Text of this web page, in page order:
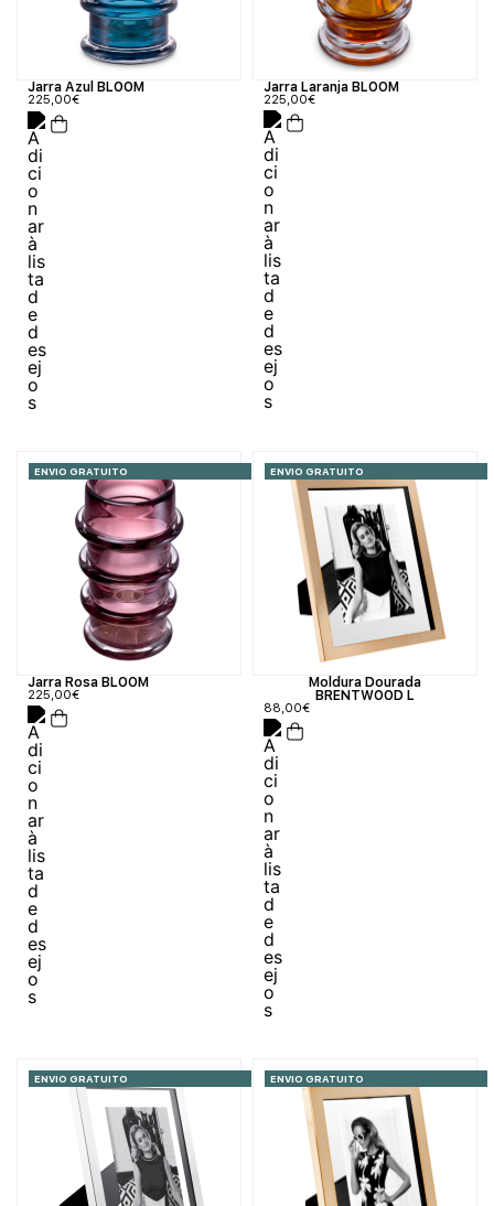
Jarra Azul BLOOM
225,00€
Jarra Laranja BLOOM
225,00€
ENVIO GRATUITO
Jarra Rosa BLOOM
225,00€
ENVIO GRATUITO
Moldura Dourada
BRENTWOOD L
88,00€
ENVIO GRATUITO ENVIO GRATUITO